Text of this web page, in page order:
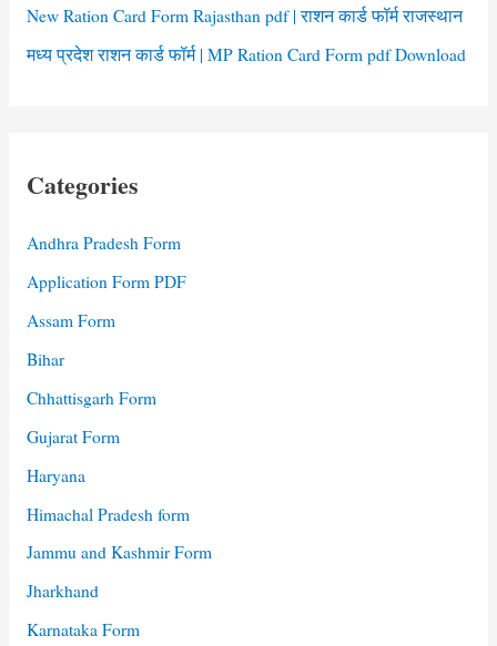
New Ration Card Form Rajasthan pdf | राशन कार्ड फॉर्म राजस्थान
मध्य प्रदेश राशन कार्ड फॉर्म | MP Ration Card Form pdf Download
Categories
Andhra Pradesh Form
Application Form PDF
Assam Form
Bihar
Chhattisgarh Form
Gujarat Form
Haryana
Himachal Pradesh form
Jammu and Kashmir Form
Jharkhand
Karnataka Form